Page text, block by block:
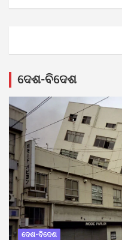
ଦେଶ-ବିଦେଶ
ଦେଶ-ବିଦେଶ